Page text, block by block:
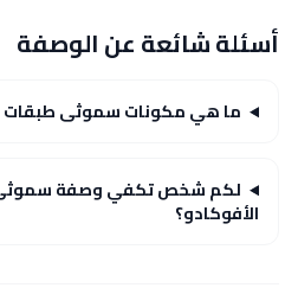
أسئلة شائعة عن الوصفة
ما هي مكونات سموثى طبقات
لكم شخص تكفي وصفة سموثى
الأفوكادو؟